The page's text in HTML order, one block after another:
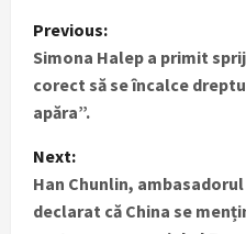
P
o
s
t
n
Previous:
Simona Halep a primit
corect să se încalce
apăra”.
Next:
Han Chunlin,
declarat că China se